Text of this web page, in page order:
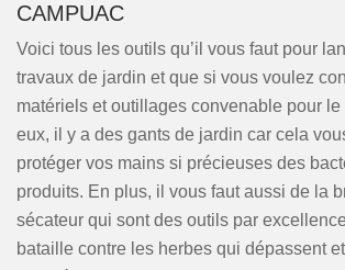
CAMPUAC
Voici tous les outils qu’il vous faut pour
travaux de jardin et que si vous voulez
matériels et outillages convenable pour le
eux, il y a des gants de jardin car cela
protéger vos mains si précieuses des
produits. En plus, il vous faut aussi de la
sécateur qui sont des outils par
bataille contre les herbes qui dépassent